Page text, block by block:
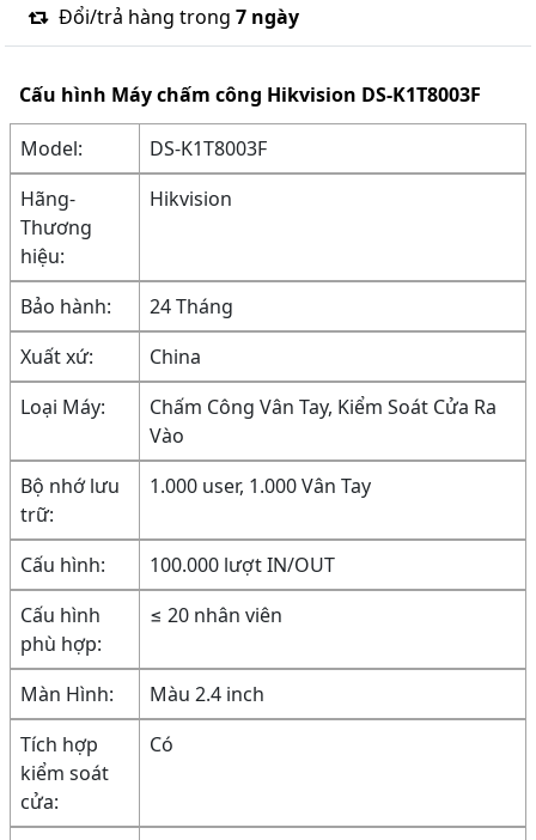
Đổi/trả hàng trong 7 ngày
Cấu hình Máy chấm công Hikvision DS-K1T8003F
Model:
DS-K1T8003F
Hãng-
Thương
hiệu:
Hikvision
Bảo hành:
24 Tháng
Xuất xứ:
China
Loại Máy:
Chấm Công Vân Tay, Kiểm Soát Cửa Ra
Vào
Bộ nhớ lưu
trữ:
1.000 user, 1.000 Vân Tay
Cấu hình:
100.000 lượt IN/OUT
Cấu hình
phù hợp:
≤ 20 nhân viên
Màn Hình:
Màu 2.4 inch
Tích hợp
kiểm soát
cửa:
Có